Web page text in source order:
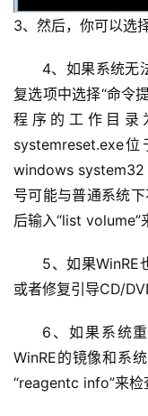
知
识
数
码
网
络
工
具
攻
略
登录
3、然后，你可以选
4、如果系统无
复选项中选择“命令
程序的工作目录
systemreset.exe
windows system32
号可能与普通系统
后输入“list volume”
5、如果WinRE
或者修复引导CD/
6、如果系统
WinRE的镜像和系
“reagentc info”来检